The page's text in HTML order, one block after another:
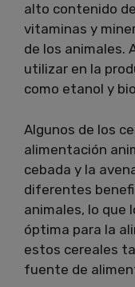
alto contenido
vitaminas y
de los animales.
utilizar en la
como etanol y
Algunos de los
alimentación
cebada y la
diferentes
animales, lo que
óptima para la
estos cereales
fuente de